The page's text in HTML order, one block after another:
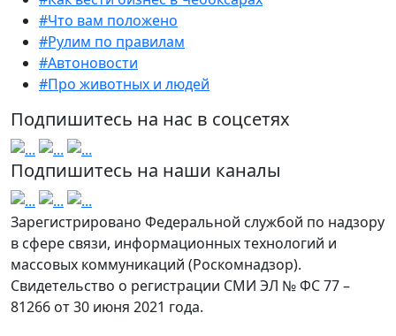
#Что вам положено
#Рулим по правилам
#Автоновости
#Про животных и людей
Подпишитесь на нас в соцсетях
Подпишитесь на наши каналы
Зарегистрировано Федеральной службой по надзору
в сфере связи, информационных технологий и
массовых коммуникаций (Роскомнадзор).
Свидетельство о регистрации СМИ ЭЛ № ФС 77 –
81266 от 30 июня 2021 года.